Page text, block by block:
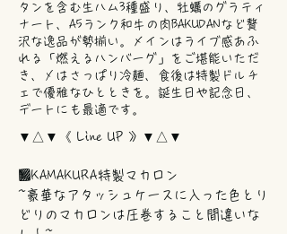
タンを含む生ハム3種盛り、牡蠣のグラティ
ナート、A5ランク和牛の肉BAKUDANなど贅
沢な逸品が勢揃い。メインはライブ感あふ
れる「燃えるハンバーグ」をご堪能いただ
き、〆はさっぱり冷麺、食後は特製ドルチ
ェで優雅なひとときを。誕生日や記念日、
デートにも最適です。
▼△▼《 Line UP 》▼△▼
■KAMAKURA特製マカロン
~豪華なアタッシュケースに入った色とり
どりのマカロンは圧巻すること間違いな